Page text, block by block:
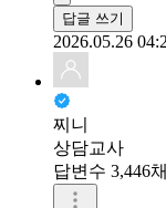
답글 쓰기
2026.05.26
찌니
상담교사
답변수 3,446